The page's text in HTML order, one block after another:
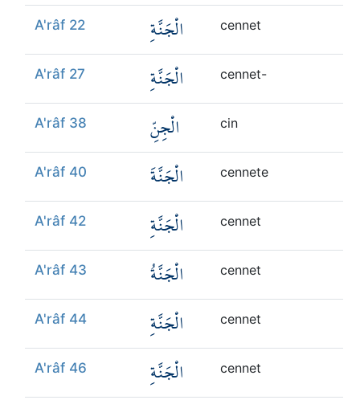
A'râf 22 الْجَنَّةِ cennet
A'râf 27 الْجَنَّةِ cennet-
A'râf 38 الْجِنِّ cin
A'râf 40 الْجَنَّةَ cennete
A'râf 42 الْجَنَّةِ cennet
A'râf 43 الْجَنَّةُ cennet
A'râf 44 الْجَنَّةِ cennet
A'râf 46 الْجَنَّةِ cennet